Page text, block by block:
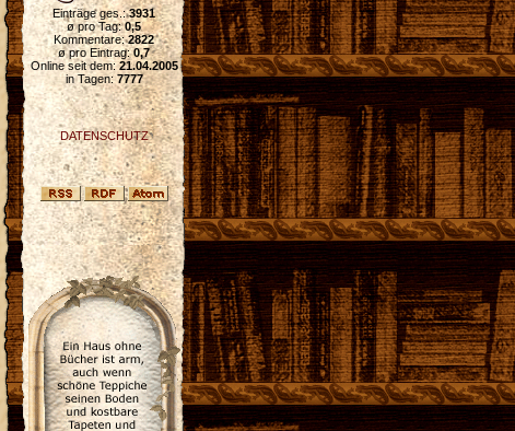
Einträge ges.:3931
ø pro Tag:0,5
Kommentare:2822
ø pro Eintrag:0,7
Online seit dem:21.04.2005
in Tagen:7777
DATENSCHUTZ